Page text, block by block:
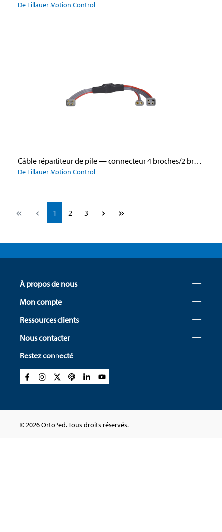
De Fillauer Motion Control
Câble répartiteur de pile — connecteur 4 broches/2 broches
De Fillauer Motion Control
Page
1 Page
2 Page
3
À propos de nous
Mon compte
Ressources clients
Nous contacter
Restez connecté
© 2026 OrtoPed. Tous droits réservés.